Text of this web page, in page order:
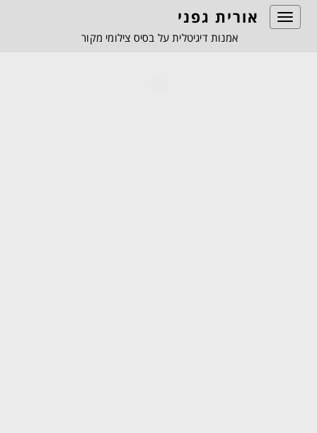
Toggle
navigation
אורית גפני
אמנות דיגיטלית על בסיס צילומי מקור